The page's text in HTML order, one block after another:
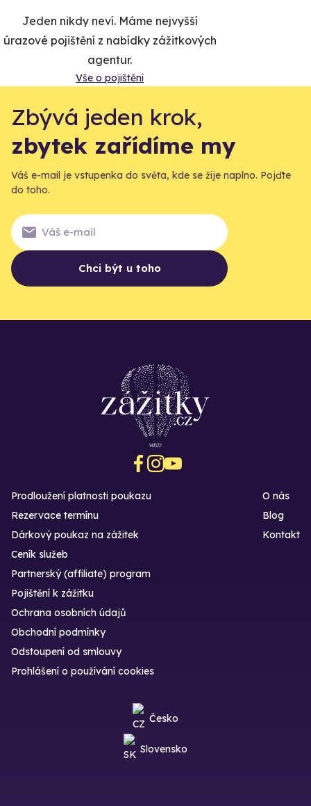
Jeden nikdy neví. Máme nejvyšší
úrazové pojištění z nabídky zážitkových
agentur.
Vše o pojištění
Zbývá jeden krok,
zbytek zařídíme my
Váš e-mail je vstupenka do světa, kde se žije naplno. Pojďte
do toho.
Chci být u toho
Prodloužení platnosti poukazu
Rezervace termínu
Dárkový poukaz na zážitek
O nás
Blog
Kontakt
Ceník služeb
Partnerský (affiliate) program
Pojištění k zážitku
Ochrana osobních údajů
Obchodní podmínky
Odstoupení od smlouvy
Prohlášení o používání cookies
Česko
Slovensko